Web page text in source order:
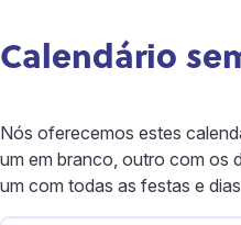
Calendário
Nós oferecemos estes
um em branco, outro com os
um com todas as festas e